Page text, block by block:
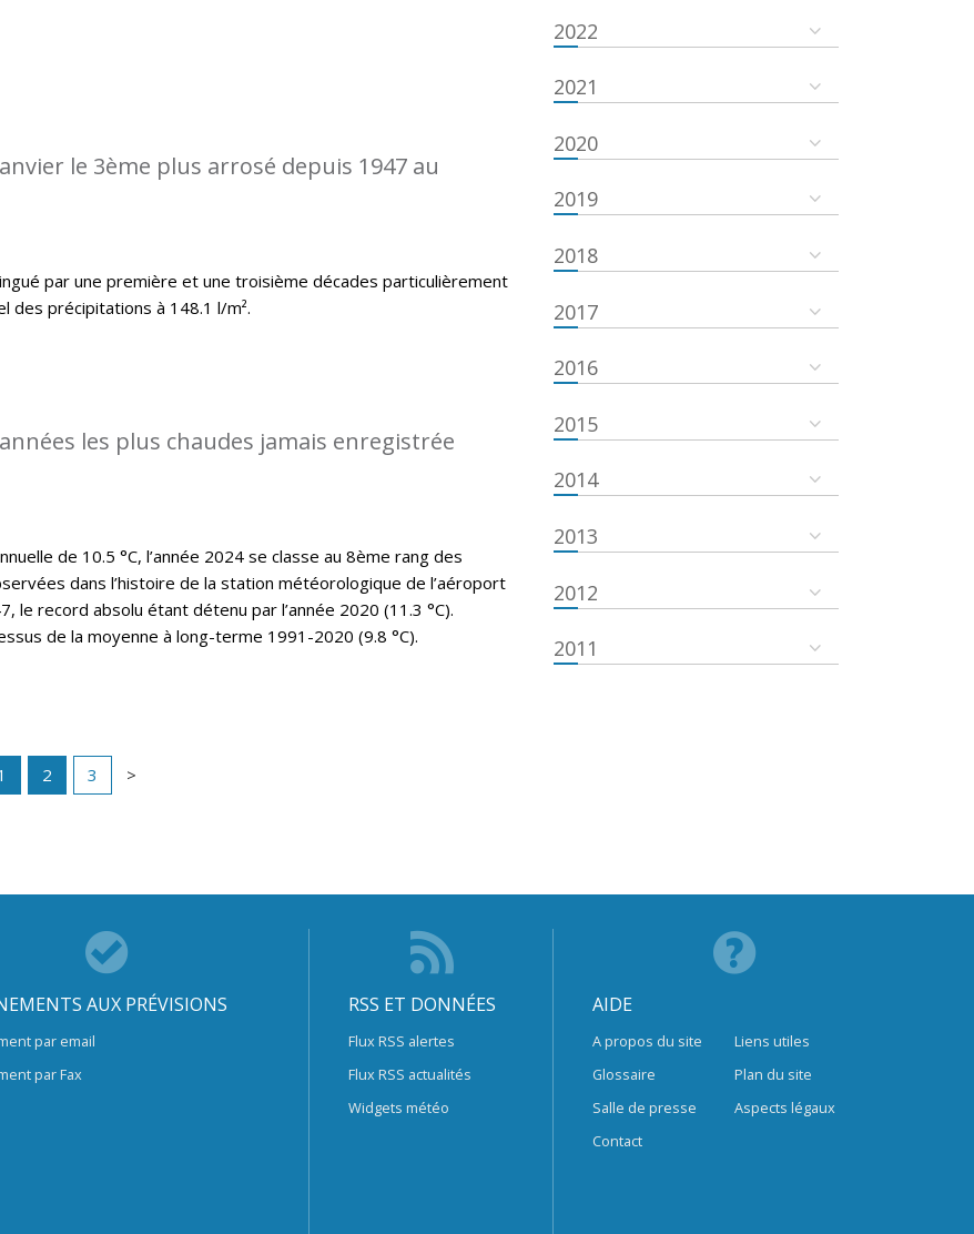
le 3ème plus arrosé depuis 1947 au
par une première et une troisième décades particulièrement
des précipitations à 148.1 l/m².
les plus chaudes jamais enregistrée
de 10.5 °C, l’année 2024 se classe au 8ème rang des
dans l’histoire de la station météorologique de l’aéroport
le record absolu étant détenu par l’année 2020 (11.3 °C).
de la moyenne à long-terme 1991-2020 (9.8 °C).
2 3
2022
2021
2020
2019
2018
2017
2016
2015
2014
2013
2012
2011
AUX PRÉVISIONS
par email
par Fax
RSS ET DONNÉES
Flux RSS alertes
Flux RSS actualités
Widgets météo
AIDE
A propos du site
Glossaire
Salle de presse
Contact
Liens utiles
Plan du site
Aspects légaux